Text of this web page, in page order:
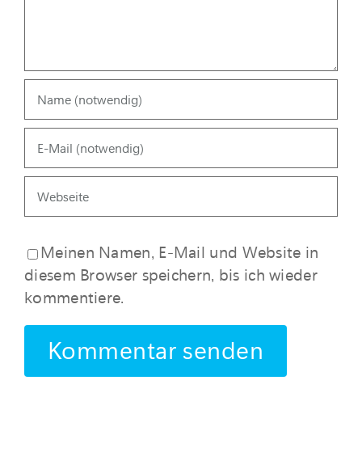
Meinen Namen, E-Mail und Website in
diesem Browser speichern, bis ich wieder
kommentiere.